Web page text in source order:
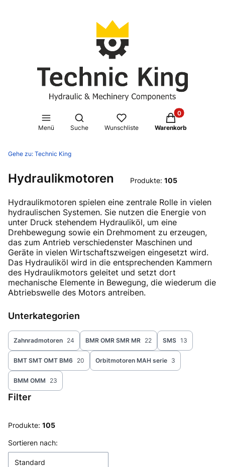
Menü
Suchmaschine öffnen
Suche Wunschliste
Produkte im
Warenkorb
Gehe zu: Technic King
Hydraulikmotoren Produkte: 105
Hydraulikmotoren spielen eine zentrale Rolle in vielen
hydraulischen Systemen. Sie nutzen die Energie von
unter Druck stehendem Hydrauliköl, um eine
Drehbewegung sowie ein Drehmoment zu erzeugen,
das zum Antrieb verschiedenster Maschinen und
Geräte in vielen Wirtschaftszweigen eingesetzt wird.
Das Hydrauliköl wird in die entsprechenden Kammern
des Hydraulikmotors geleitet und setzt dort
mechanische Elemente in Bewegung, die wiederum die
Abtriebswelle des Motors antreiben.
Unterkategorien
Zahnradmotoren 24 BMR OMR SMR MR 22 SMS 13
BMT SMT OMT BM6 20 Orbitmotoren MAH serie 3
BMM OMM 23
Filter
Ende der Filter
Produkte: 105
Produktliste
Sortieren nach:
Standard